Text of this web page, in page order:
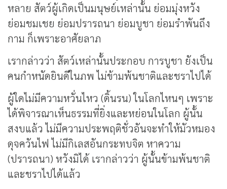
หลาย สัตว์ผู้เกิดเป็นมนุษย์เหล่านั้น ย่อมมุ่งหวัง
ย่อมชมเชย ย่อมปรารถนา ย่อมบูชา ย่อมรำพันถึง
กาม ก็เพราะอาศัยลาภ
เรากล่าวว่า สัตว์เหล่านั้นประกอบ การบูชา ยังเป็น
คนกำหนัดยินดีในภพ ไม่ข้ามพ้นชาติและชราไปได้
ผู้ใดไม่มีความหวั่นไหว (ดิ้นรน) ในโลกไหนๆ เพราะ
ได้พิจารณาเห็นธรรมที่ยิ่งและหย่อนในโลก ผู้นั้น
สงบแล้ว ไม่มีความประพฤติชั่วอันจะทำให้มัวหมอง
ดุจควันไฟ ไม่มีกิเลสอันกระทบจิต หาความ
(ปรารถนา) หวังมิได้ เรากล่าวว่า ผู้นั้นข้ามพ้นชาติ
และชราไปได้แล้ว